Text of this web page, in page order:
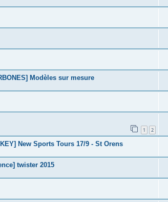
Modèles sur mesure
1 2
New Sports Tours 17/9 - St Orens
twister 2015